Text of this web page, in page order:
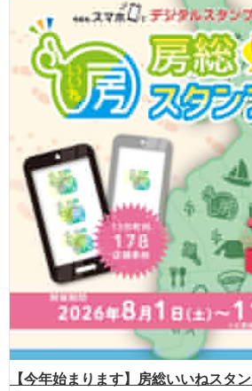
【今年始まります】房総いいねスタ